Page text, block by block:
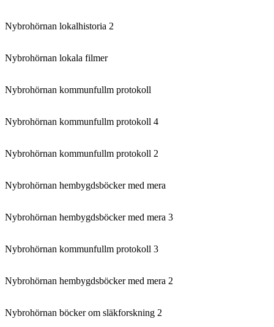
Nybrohörnan lokalhistoria 2
Nybrohörnan lokala filmer
Nybrohörnan kommunfullm protokoll
Nybrohörnan kommunfullm protokoll 4
Nybrohörnan kommunfullm protokoll 2
Nybrohörnan hembygdsböcker med mera
Nybrohörnan hembygdsböcker med mera 3
Nybrohörnan kommunfullm protokoll 3
Nybrohörnan hembygdsböcker med mera 2
Nybrohörnan böcker om släkforskning 2